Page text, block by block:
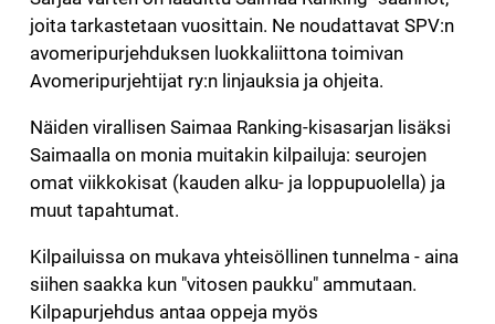
joita tarkastetaan vuosittain. Ne noudattavat SPV:n
avomeripurjehduksen luokkaliittona toimivan
Avomeripurjehtijat ry:n linjauksia ja ohjeita.
Näiden virallisen Saimaa Ranking-kisasarjan lisäksi
Saimaalla on monia muitakin kilpailuja: seurojen
omat viikkokisat (kauden alku- ja loppupuolella) ja
muut tapahtumat.
Kilpailuissa on mukava yhteisöllinen tunnelma - aina
siihen saakka kun "vitosen paukku" ammutaan.
Kilpapurjehdus antaa oppeja myös